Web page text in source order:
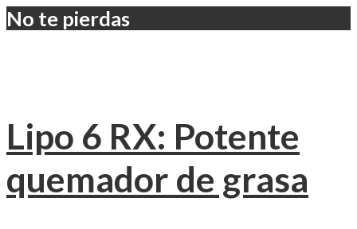
No te pierdas
Lipo 6 RX: Potente
quemador de grasa